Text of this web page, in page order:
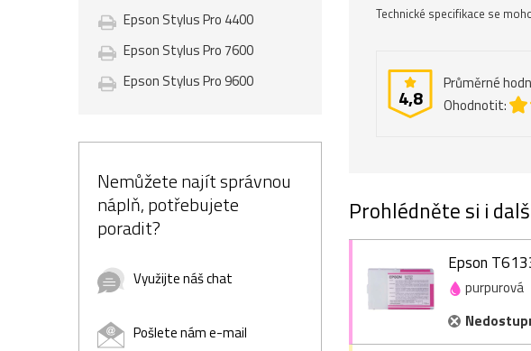
Epson Stylus Pro 4400
Epson Stylus Pro 7600
Epson Stylus Pro 9600
Nemůžete najít správnou
náplň, potřebujete
poradit?
Využijte náš chat
Pošlete nám e-mail
Technické specifikace se
4,8
Průměrné
Ohodnotit:
Prohlédněte si i
Epson
purpurová